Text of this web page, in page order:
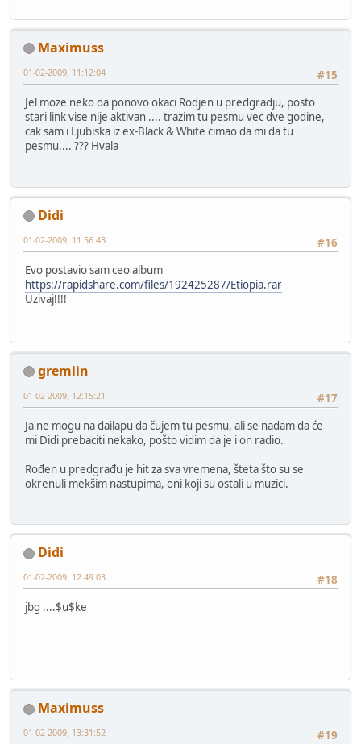
Maximuss
#15
01-02-2009, 11:12:04
Jel moze neko da ponovo okaci Rodjen u predgradju, posto
stari link vise nije aktivan .... trazim tu pesmu vec dve godine,
cak sam i Ljubiska iz ex-Black & White cimao da mi da tu
pesmu.... ??? Hvala
Didi
#16
01-02-2009, 11:56:43
Evo postavio sam ceo album
https://rapidshare.com/files/192425287/Etiopia.rar
Uzivaj!!!!
gremlin
#17
01-02-2009, 12:15:21
Ja ne mogu na dailapu da čujem tu pesmu, ali se nadam da će
mi Didi prebaciti nekako, pošto vidim da je i on radio.
Rođen u predgrađu je hit za sva vremena, šteta što su se
okrenuli mekšim nastupima, oni koji su ostali u muzici.
Didi
#18
01-02-2009, 12:49:03
jbg ....$u$ke
Maximuss
#19
01-02-2009, 13:31:52